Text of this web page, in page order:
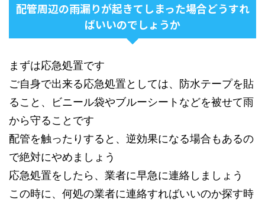
配管周辺の雨漏りが起きてしまった場合どうすれ
ばいいのでしょうか
まずは応急処置です
ご自身で出来る応急処置としては、防水テープを貼
ること、ビニール袋やブルーシートなどを被せて雨
から守ることです
配管を触ったりすると、逆効果になる場合もあるの
で絶対にやめましょう
応急処置をしたら、業者に早急に連絡しましょう
この時に、何処の業者に連絡すればいいのか探す時